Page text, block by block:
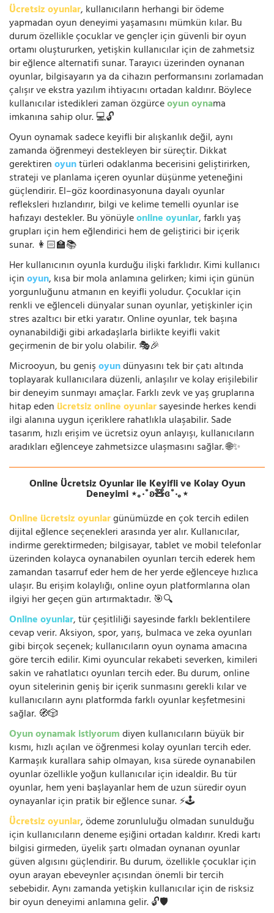
Ücretsiz oyunlar, kullanıcıların herhangi bir ödeme
yapmadan oyun deneyimi yaşamasını mümkün kılar. Bu
durum özellikle çocuklar ve gençler için güvenli bir oyun
ortamı oluştururken, yetişkin kullanıcılar için de zahmetsiz
bir eğlence alternatifi sunar. Tarayıcı üzerinden oynanan
oyunlar, bilgisayarın ya da cihazın performansını zorlamadan
çalışır ve ekstra yazılım ihtiyacını ortadan kaldırır. Böylece
kullanıcılar istedikleri zaman özgürceoyun oynama
imkanına sahip olur. 💻🔓
Oyun oynamak sadece keyifli bir alışkanlık değil, aynı
zamanda öğrenmeyi destekleyen bir süreçtir. Dikkat
gerektirenoyuntürleri odaklanma becerisini geliştirirken,
strateji ve planlama içeren oyunlar düşünme yeteneğini
güçlendirir. El–göz koordinasyonuna dayalı oyunlar
refleksleri hızlandırır, bilgi ve kelime temelli oyunlar ise
hafızayı destekler. Bu yönüyleonline oyunlar, farklı yaş
grupları için hem eğlendirici hem de geliştirici bir içerik
sunar. 👩🏻‍🏫📚
Her kullanıcının oyunla kurduğu ilişki farklıdır. Kimi kullanıcı
içinoyun, kısa bir mola anlamına gelirken; kimi için günün
yorgunluğunu atmanın en keyifli yoludur. Çocuklar için
renkli ve eğlenceli dünyalar sunan oyunlar, yetişkinler için
stres azaltıcı bir etki yaratır. Online oyunlar, tek başına
oynanabildiği gibi arkadaşlarla birlikte keyifli vakit
geçirmenin de bir yolu olabilir. 🎭🎉
Microoyun, bu genişoyundünyasını tek bir çatı altında
toplayarak kullanıcılara düzenli, anlaşılır ve kolay erişilebilir
bir deneyim sunmayı amaçlar. Farklı zevk ve yaş gruplarına
hitap eden ücretsiz online oyunlarsayesinde herkes kendi
ilgi alanına uygun içeriklere rahatlıkla ulaşabilir. Sade
tasarım, hızlı erişim ve ücretsiz oyun anlayışı, kullanıcıların
aradıkları eğlenceye zahmetsizce ulaşmasını sağlar. 🌐✨
Online Ücretsiz Oyunlar ile Keyifli ve Kolay Oyun
Deneyimi ⋆｡‧˚ʚ🧸ɞ˚‧｡⋆
Online ücretsiz oyunlargünümüzde en çok tercih edilen
dijital eğlence seçenekleri arasında yer alır. Kullanıcılar,
indirme gerektirmeden; bilgisayar, tablet ve mobil telefonlar
üzerinden kolayca oynanabilen oyunları tercih ederek hem
zamandan tasarruf eder hem de her yerde eğlenceye hızlıca
ulaşır. Bu erişim kolaylığı, online oyun platformlarına olan
ilgiyi her geçen gün artırmaktadır. 🎯🔍
Online oyunlar, tür çeşitliliği sayesinde farklı beklentilere
cevap verir. Aksiyon, spor, yarış, bulmaca ve zeka oyunları
gibi birçok seçenek; kullanıcıların oyun oynama amacına
göre tercih edilir. Kimi oyuncular rekabeti severken, kimileri
sakin ve rahatlatıcı oyunları tercih eder. Bu durum, online
oyun sitelerinin geniş bir içerik sunmasını gerekli kılar ve
kullanıcıların aynı platformda farklı oyunlar keşfetmesini
sağlar. 🧭🎲
Oyun oynamak istiyorumdiyen kullanıcıların büyük bir
kısmı, hızlı açılan ve öğrenmesi kolay oyunları tercih eder.
Karmaşık kurallara sahip olmayan, kısa sürede oynanabilen
oyunlar özellikle yoğun kullanıcılar için idealdir. Bu tür
oyunlar, hem yeni başlayanlar hem de uzun süredir oyun
oynayanlar için pratik bir eğlence sunar. ⚡🕹️
Ücretsiz oyunlar, ödeme zorunluluğu olmadan sunulduğu
için kullanıcıların deneme eşiğini ortadan kaldırır. Kredi kartı
bilgisi girmeden, üyelik şartı olmadan oynanan oyunlar
güven algısını güçlendirir. Bu durum, özellikle çocuklar için
oyun arayan ebeveynler açısından önemli bir tercih
sebebidir. Aynı zamanda yetişkin kullanıcılar için de risksiz
bir oyun deneyimi anlamına gelir. 🔓🛡️